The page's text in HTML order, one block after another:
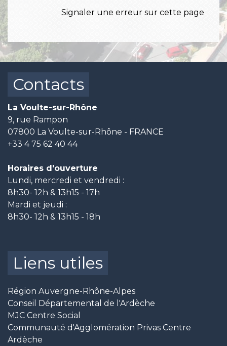
Signaler une erreur sur cette page
Contacts
La Voulte-sur-Rhône
9, rue Rampon
07800 La Voulte-sur-Rhône - FRANCE
+33 4 75 62 40 44
Horaires d'ouverture
Lundi, mercredi et vendredi :
8h30- 12h & 13h15 - 17h
Mardi et jeudi :
8h30- 12h & 13h15 - 18h
Liens utiles
Région Auvergne-Rhône-Alpes
Conseil Départemental de l'Ardèche
MJC Centre Social
Communauté d'Agglomération Privas Centre
Ardèche